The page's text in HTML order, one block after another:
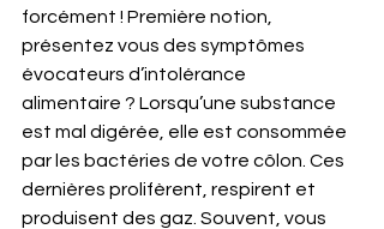
forcément ! Première notion,
présentez vous des symptômes
évocateurs d’intolérance
alimentaire ? Lorsqu’une substance
est mal digérée, elle est consommée
par les bactéries de votre côlon. Ces
dernières prolifèrent, respirent et
produisent des gaz. Souvent, vous